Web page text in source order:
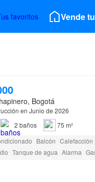
favoritos Vende
Bogotá
en Junio de 2026
2 baños
75 m²
Balcón Calefacción
Tanque de agua Alarma